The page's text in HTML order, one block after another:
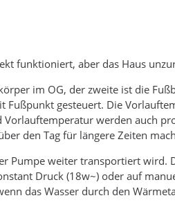
funktioniert, aber das Haus
im OG, der zweite ist die
gesteuert. Die
Vorlauftemperatur werden auch
den Tag für längere Zeiten
Pumpe weiter transportiert wird.
Druck (18w~) oder auf
das Wasser durch den